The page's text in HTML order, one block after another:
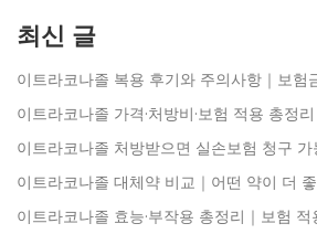
최신 글
이트라코나졸 복용 후기와 주의사항｜보험
이트라코나졸 가격·처방비·보험 적용 총정리
이트라코나졸 처방받으면 실손보험 청구 가
이트라코나졸 대체약 비교｜어떤 약이 더
이트라코나졸 효능·부작용 총정리｜보험 적